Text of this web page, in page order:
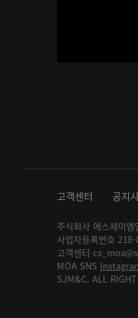
고객센터 공지
주식회사 에스제이
사업자등록번호
고객센터
MOA SNS
SJM&C. ALL RIGHT